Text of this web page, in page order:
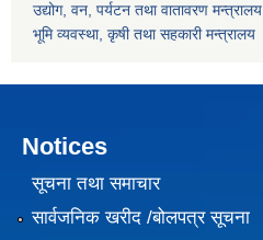
उद्योग, वन, पर्यटन तथा वातावरण मन्त्रालय
भूमि व्यवस्था, कृषी तथा सहकारी मन्त्रालय
Notices
सूचना तथा समाचार
सार्वजनिक खरीद /बोलपत्र सूचना